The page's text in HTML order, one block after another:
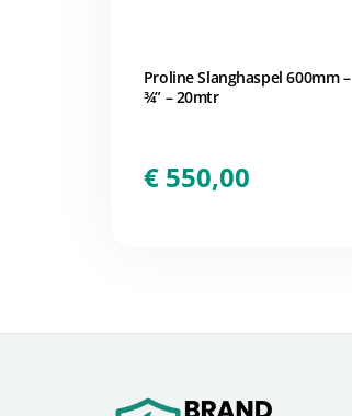
Proline Slanghaspel 600mm –
¾” – 20mtr
€550,00